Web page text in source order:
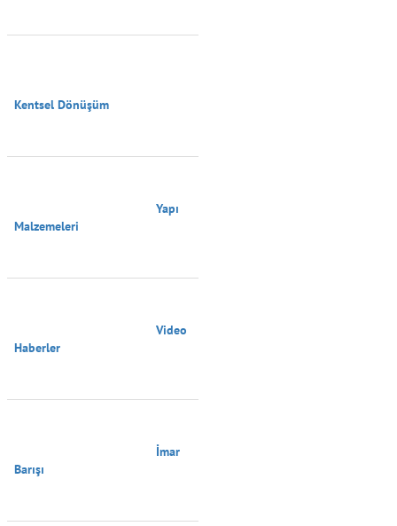
Kentsel Dönüşüm
Malzemeleri
Haberler
Barışı